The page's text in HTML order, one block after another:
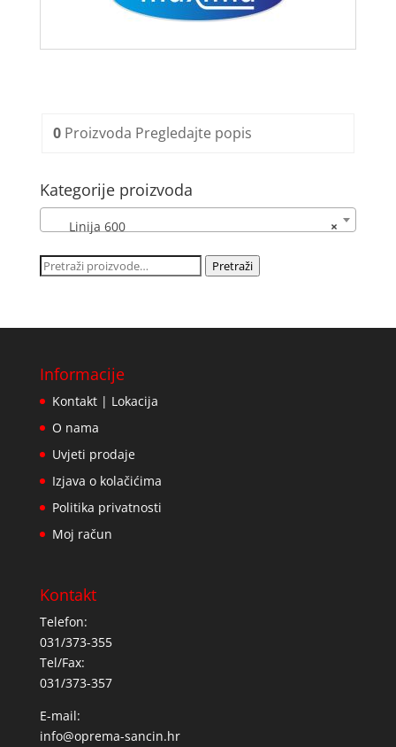
0Proizvoda Pregledajte popis
Kategorije proizvoda
×
Linija 600
Pretraži: Pretraži
Informacije
Kontakt | Lokacija
O nama
Uvjeti prodaje
Izjava o kolačićima
Politika privatnosti
Moj račun
Kontakt
Telefon:
031/373-355
Tel/Fax:
031/373-357
E-mail:
info@oprema-sancin.hr